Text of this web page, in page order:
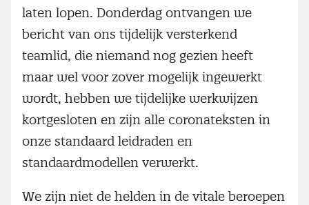
laten lopen. Donderdag ontvangen we
bericht van ons tijdelijk versterkend
teamlid, die niemand nog gezien heeft
maar wel voor zover mogelijk ingewerkt
wordt, hebben we tijdelijke werkwijzen
kortgesloten en zijn alle coronateksten in
onze standaard leidraden en
standaardmodellen verwerkt.
We zijn niet de helden in de vitale beroepen